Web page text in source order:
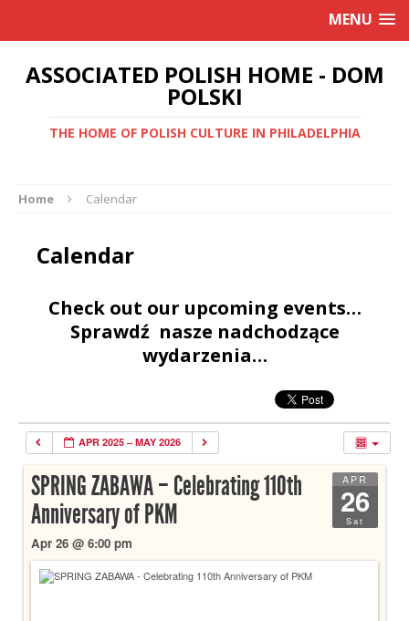
MENU
ASSOCIATED POLISH HOME - DOM
POLSKI
THE HOME OF POLISH CULTURE IN PHILADELPHIA
Home Calendar
Calendar
Check out our upcoming events…
Sprawdź nasze nadchodzące
wydarzenia…
APR 2025 – MAY 2026
APR
26
Sat
SPRING ZABAWA – Celebrating 110th
Anniversary of PKM
Apr 26 @ 6:00 pm